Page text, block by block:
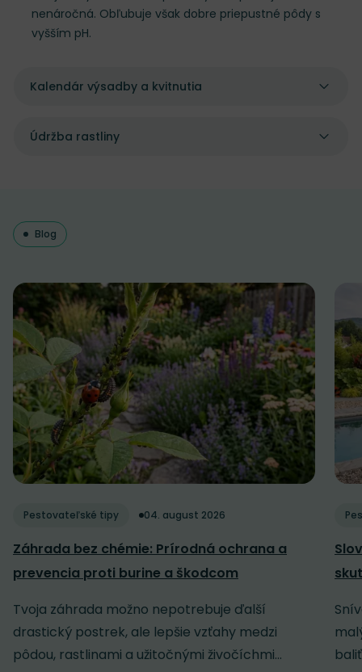
nenáročná. Obľubuje však dobre priepustné pôdy s
vyšším pH.
Kalendár výsadby a kvitnutia
Údržba rastliny
Blog
Pestovateľské tipy 04. august 2026
Záhrada bez chémie: Prírodná ochrana a
prevencia proti burine a škodcom
Tvoja záhrada možno nepotrebuje ďalší
drastický postrek, ale lepšie vzťahy medzi
pôdou, rastlinami a užitočnými živočíchmi...